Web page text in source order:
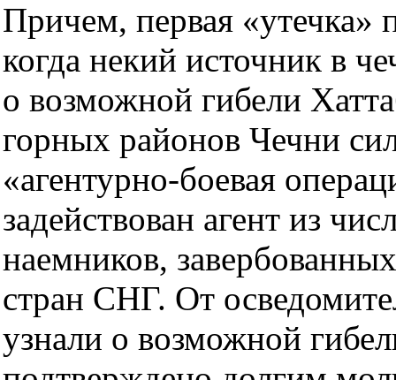
Причем, первая «утечка»
когда некий источник в
о возможной гибели
горных районов Чечни
«агентурно-боевая
задействован агент из
наемников,
стран СНГ. От
узнали о возможной